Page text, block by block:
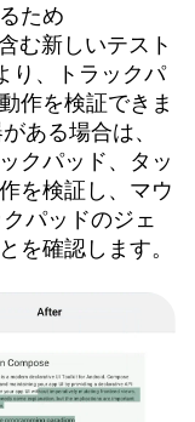
ため
む新しいテスト
り、トラックパ
作を検証できま
ある場合は、
クパッド、タッ
を検証し、マウ
パッドのジェ
を確認します。